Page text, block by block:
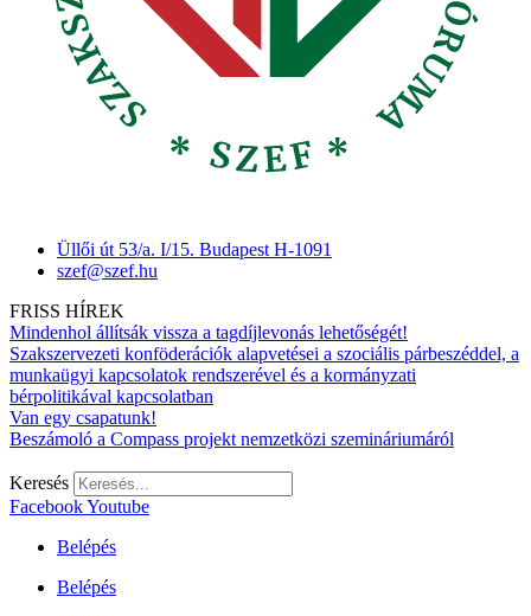
Üllői út 53/a. I/15. Budapest H-1091
szef@szef.hu
FRISS HÍREK
Mindenhol állítsák vissza a tagdíjlevonás lehetőségét!
Szakszervezeti konföderációk alapvetései a szociális párbeszéddel, a
munkaügyi kapcsolatok rendszerével és a kormányzati
bérpolitikával kapcsolatban
Van egy csapatunk!
Beszámoló a Compass projekt nemzetközi szemináriumáról
Keresés
FacebookYoutube
Belépés
Belépés